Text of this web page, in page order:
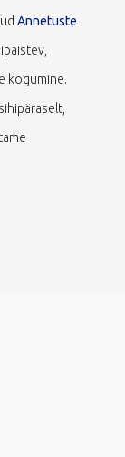
Annetuste
kogumine.